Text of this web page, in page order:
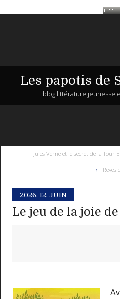
Les papotis de
blog littérature jeunesse
Jules Verne et le secret de la Tour
2026. 12. JUIN
Le jeu de la joie